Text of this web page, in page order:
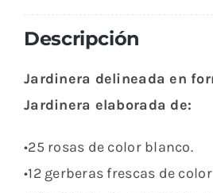
Descripción
Jardinera delineada en
Jardinera elaborada de:
•25 rosas de color blanco.
•12 gerberas frescas de